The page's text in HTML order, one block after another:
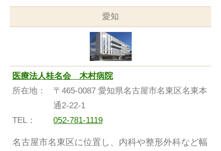
愛知
医療法人桂名会 木村病院
所在地：
〒465-0087 愛知県名古屋市名東区名東本
通2-22-1
TEL：
052-781-1119
名古屋市名東区に位置し、内科や整形外科など幅